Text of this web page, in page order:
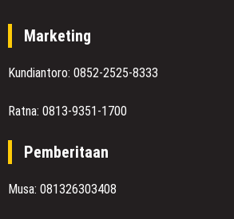
Marketing
Kundiantoro: 0852-2525-8333
Ratna: 0813-9351-1700
Pemberitaan
Musa: 081326303408